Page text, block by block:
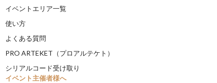
イベントエリア一覧
使い方
よくある質問
PRO ARTEKET（プロアルテケト）
シリアルコード受け取り
イベント主催者様へ